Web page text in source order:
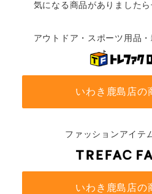
気になる商品がありました
アウトドア・スポーツ用品
いわき鹿島店の
ファッションアイテ
いわき鹿島店の